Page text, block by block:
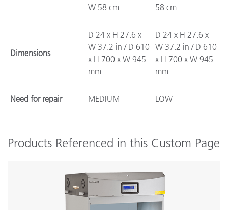
W 58 cm
58 cm
Dimensions
D 24 x H 27.6 x
W 37.2 in / D 610
x H 700 x W 945
mm
D 24 x H 27.6 x
W 37.2 in / D 610
x H 700 x W 945
mm
Need for repair MEDIUM LOW
Products Referenced in this Custom Page